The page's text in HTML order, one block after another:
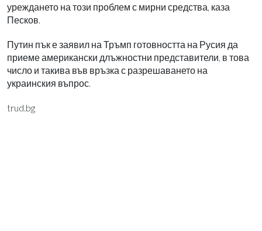
уреждането на този проблем с мирни средства, каза
Песков.
Путин пък е заявил на Тръмп готовността на Русия да
приеме американски длъжностни представители, в това
число и такива във връзка с разрешаването на
украинския въпрос.
trud.bg